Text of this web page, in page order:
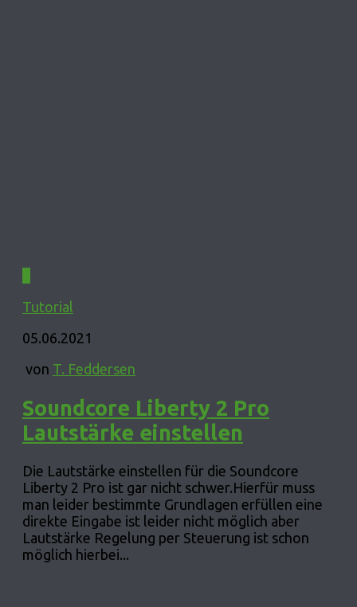
Tutorial
05.06.2021
von T. Feddersen
Soundcore Liberty 2 Pro
Lautstärke einstellen
Die Lautstärke einstellen für die Soundcore
Liberty 2 Pro ist gar nicht schwer.Hierfür muss
man leider bestimmte Grundlagen erfüllen eine
direkte Eingabe ist leider nicht möglich aber
Lautstärke Regelung per Steuerung ist schon
möglich hierbei...